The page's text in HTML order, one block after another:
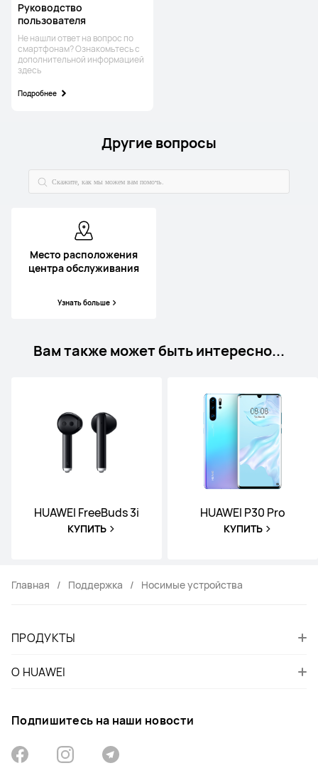
Руководство
пользователя
Не нашли ответ на вопрос по
смартфонам? Ознакомьтесь с
дополнительной информацией
здесь
Подробнее
Другие вопросы
Место расположения
центра обслуживания
Узнать больше
Вам также может быть интересно...
HUAWEI FreeBuds 3i
КУПИТЬ
HUAWEI P30 Pro
КУПИТЬ
Главная Поддержка Носимые устройства
ПРОДУКТЫ
О HUAWEI
Подпишитесь на наши новости